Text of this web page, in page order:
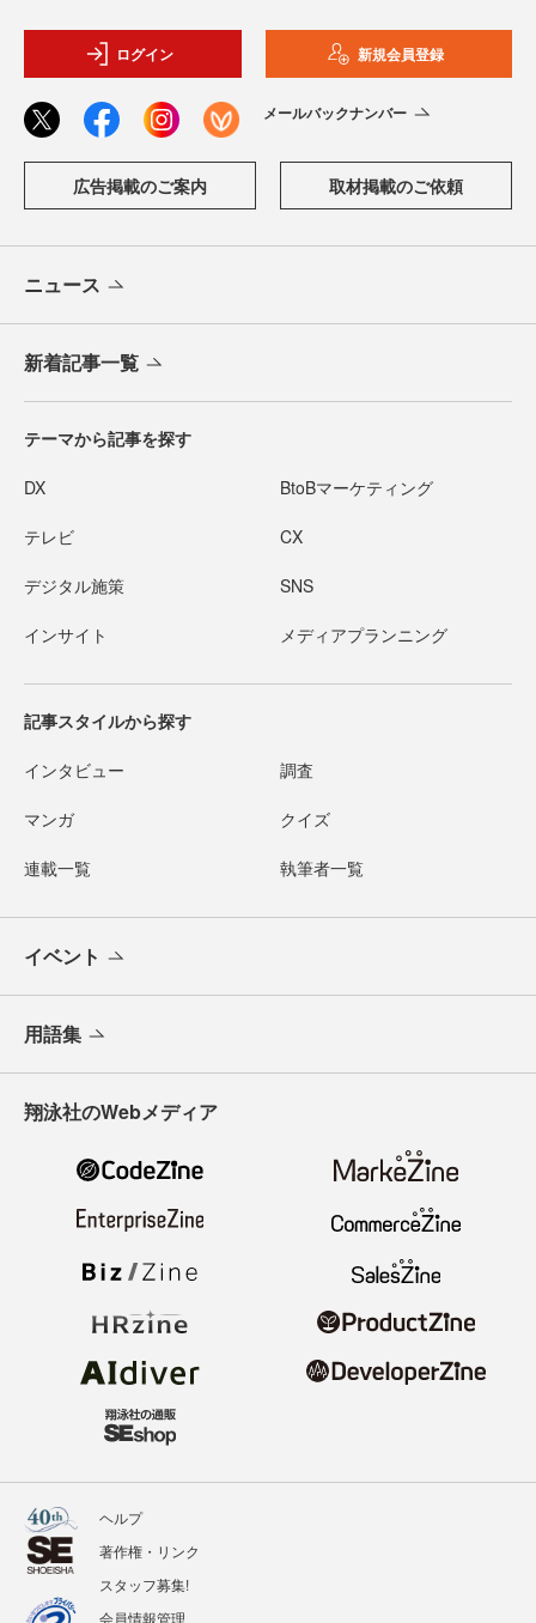
ログイン 新規会員登録
メールバックナンバー
広告掲載のご案内 取材掲載のご依頼
ニュース
新着記事一覧
テーマから記事を探す
DX BtoBマーケティング
テレビ CX
デジタル施策 SNS
インサイト メディアプランニング
記事スタイルから探す
インタビュー 調査
マンガ クイズ
連載一覧 執筆者一覧
イベント
用語集
翔泳社のWebメディア
ヘルプ
著作権・リンク
スタッフ募集!
会員情報管理